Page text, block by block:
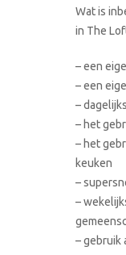
Wat is
in The
– een
– een
–
– het
– het
keuken
–
–
– gebruik